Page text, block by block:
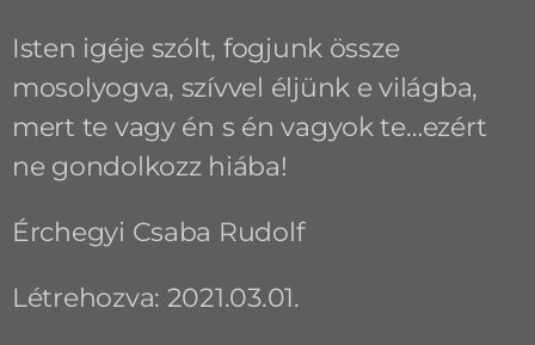
Isten igéje szólt, fogjunk össze
mosolyogva, szívvel éljünk e világba,
mert te vagy én s én vagyok te…ezért
ne gondolkozz hiába!
Érchegyi Csaba Rudolf
Létrehozva: 2021.03.01.